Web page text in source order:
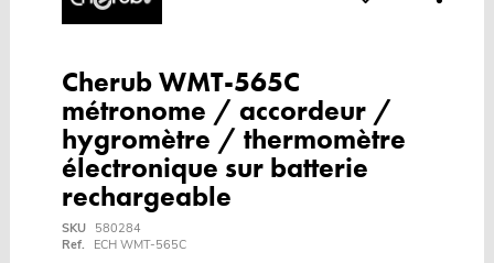
Cherub WMT-565C
métronome / accordeur /
hygromètre / thermomètre
électronique sur batterie
rechargeable
SKU
580284
Ref.
ECH WMT-565C